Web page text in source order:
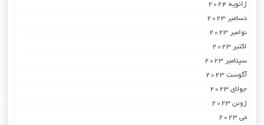
ژانویه 2024
دسامبر 2023
نوامبر 2023
اکتبر 2023
سپتامبر 2023
آگوست 2023
جولای 2023
ژوئن 2023
می 2023